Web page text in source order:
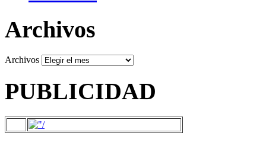
Archivos
Archivos
PUBLICIDAD